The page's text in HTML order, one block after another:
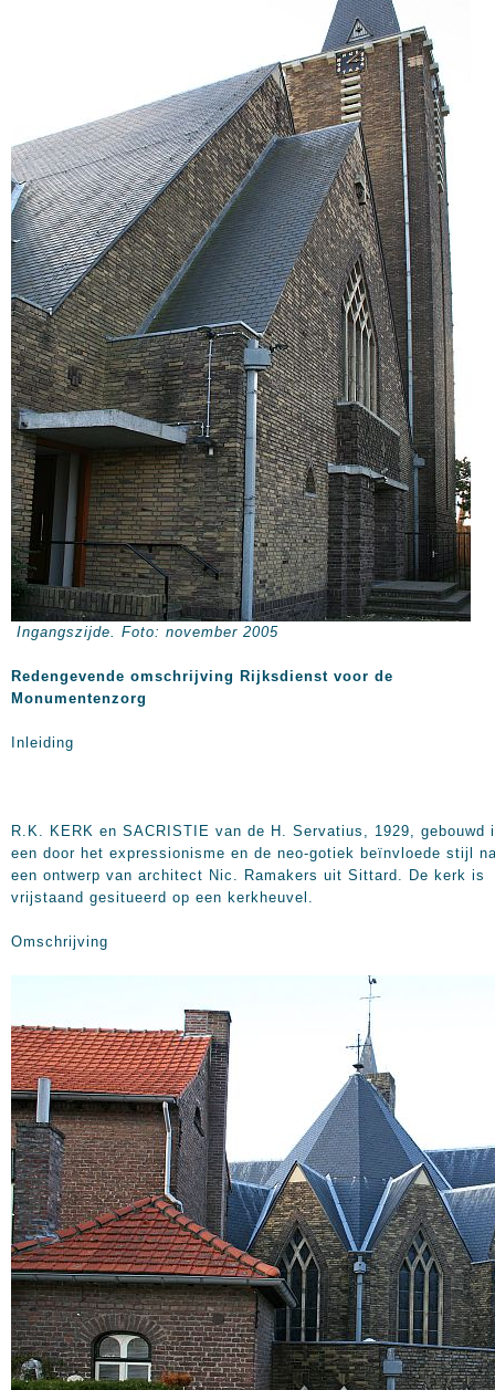
Ingangszijde. Foto: november 2005
Redengevende omschrijving Rijksdienst voor de
Monumentenzorg
Inleiding
R.K. KERK en SACRISTIE van de H. Servatius, 1929, gebouwd
een door het expressionisme en de neo-gotiek beïnvloede stijl
een ontwerp van architect Nic. Ramakers uit Sittard. De kerk is
vrijstaand gesitueerd op een kerkheuvel.
Omschrijving